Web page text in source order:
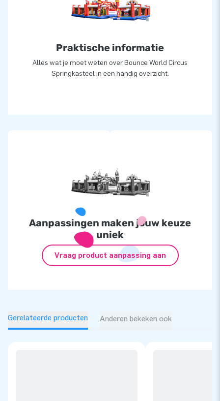
Praktische informatie
Alles wat je moet weten over Bounce World Circus
Springkasteel in een handig overzicht.
Aanpassingen maken jouw keuze
uniek
Vraag product aanpassing aan
Gerelateerde producten Anderen bekeken ook